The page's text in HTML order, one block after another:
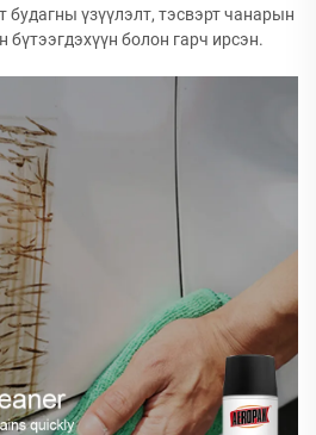
будагны үзүүлэлт, тэсвэрт чанарын
бүтээгдэхүүн болон гарч ирсэн.